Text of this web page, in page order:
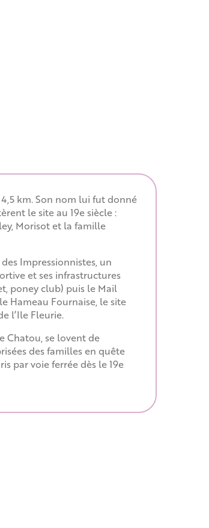
4,5 km. Son nom lui fut donné
le site au 19e siècle :
Morisot et la famille
Impressionnistes, un
et ses infrastructures
poney club) puis le Mail
Hameau Fournaise, le site
l’Ile Fleurie.
Chatou, se lovent de
des familles en quête
par voie ferrée dès le 19e